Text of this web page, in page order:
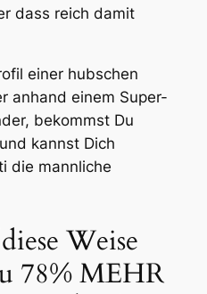
dass reich damit
einer hubschen
anhand einem Super-
bekommst Du
kannst Dich
die mannliche
Weise
78% MEHR